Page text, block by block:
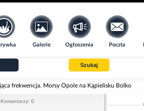
Galerie Ogłoszenia Poczta
Szukaj
frekwencja. Morsy Opole na Kąpielisku Bolko
Komentarzy: 0